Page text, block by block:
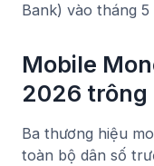
Bank) vào tháng 5
Mobile
2026 trông
Ba thương hiệu
toàn bộ dân số